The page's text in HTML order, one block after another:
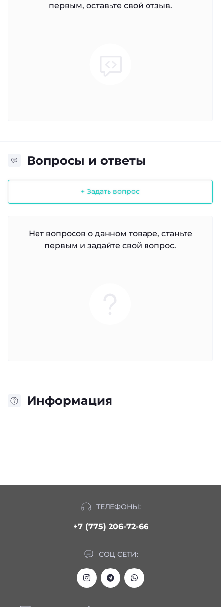
первым, оставьте свой отзыв.
Вопросы и ответы
+ Задать вопрос
Нет вопросов о данном товаре, станьте
первым и задайте свой вопрос.
Информация
ТЕЛЕФОНЫ:
+7 (775) 206-72-66
СОЦ СЕТИ: